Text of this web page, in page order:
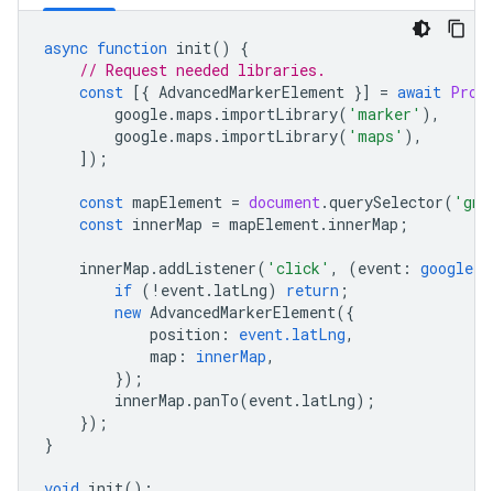
async function init()
{
// Request needed libraries.
const
[{ AdvancedMarkerElement }] = await
google.maps . importLibrary( 'marker' ),
google.maps . importLibrary( 'maps' ),
]);
const mapElement = document.querySelector(
const innerMap = mapElement. innerMap ;
innerMap .addListener( 'click' , (event :
if ( ! event. latLng) return ;
new AdvancedMarkerElement({
position : event.latLng,
map : innerMap,
});
innerMap .panTo(event. latLng);
});
}